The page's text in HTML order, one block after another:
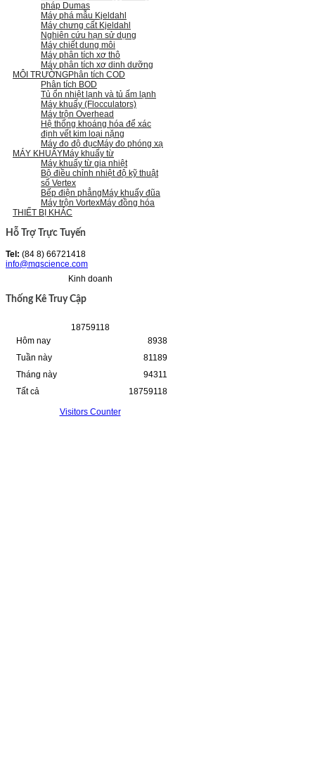
pháp Dumas
Máy phá mẫu Kjeldahl
Máy chưng cất Kjeldahl
Nghiên cứu hạn sử dụng
Máy chiết dung môi
Máy phân tích xơ thô
Máy phân tích xơ dinh dưỡng
MÔI TRƯỜNGPhân tích COD
Phân tích BOD
Tủ ổn nhiệt lạnh và tủ ấm lạnh
Máy khuấy (Flocculators)
Máy trộn Overhead
Hệ thống khoáng hóa để xác
định vết kim loại nặng
Máy đo độ đụcMáy đo phóng xạ
MÁY KHUẤYMáy khuấy từ
Máy khuấy từ gia nhiệt
Bộ điều chỉnh nhiệt độ kỹ thuật
số Vertex
Bếp điện phẳng Máy khuấy đũa
Máy trộn VortexMáy đồng hóa
THIẾT BỊ KHÁC
Hỗ Trợ Trực Tuyến
Tel: (84 8) 66721418
info@mqscience.com
Kinh doanh
Thống Kê Truy Cập
18759118
Hôm nay
Tuần này
Tháng này
Tất cả
8938
81189
94311
18759118
Visitors Counter